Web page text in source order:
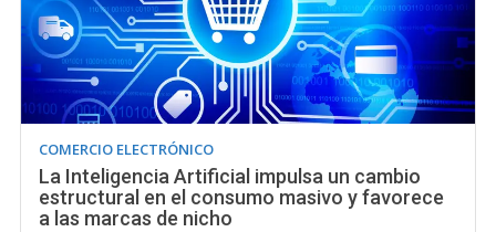
COMERCIO ELECTRÓNICO
La Inteligencia Artificial impulsa un cambio
estructural en el consumo masivo y favorece
a las marcas de nicho